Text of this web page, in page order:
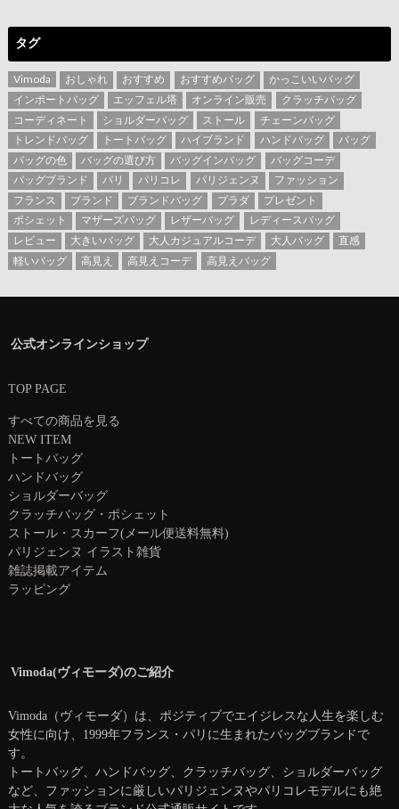
タグ
Vimoda おしゃれ おすすめ おすすめバッグ
かっこいいバッグ
インポートバッグ
エッフェル塔 オンライン販売
クラッチバッグ
コーディネート
ショルダーバッグ ストール
チェーンバッグ
トレンドバッグ
トートバッグ ハイブランド ハンドバッグ
バッグ
バッグの色
バッグの選び方 バッグインバッグ
バッグコーデ
バッグブランド
パリ パリコレ パリジェンヌ
ファッション
フランス
ブランド ブランドバッグ プラダ
プレゼント
ポシェット
マザーズバッグ レザーバッグ
レディースバッグ
レビュー
大きいバッグ 大人カジュアルコーデ 大人バッグ
直感
軽いバッグ
高見え 高見えコーデ 高見えバッグ
公式オンラインショップ
TOP PAGE
すべての商品を見る
NEW ITEM
トートバッグ
ハンドバッグ
ショルダーバッグ
クラッチバッグ・ポシェット
ストール・スカーフ(メール便送料無料)
パリジェンヌ イラスト雑貨
雑誌掲載アイテム
ラッピング
Vimoda(ヴィモーダ)のご紹介
Vimoda（ヴィモーダ）は、ポジティブでエイジレスな人生を楽しむ
女性に向け、1999年フランス・パリに生まれたバッグブランドで
す。
トートバッグ、ハンドバッグ、クラッチバッグ、ショルダーバッグ
など、ファッションに厳しいパリジェンヌやパリコレモデルにも絶